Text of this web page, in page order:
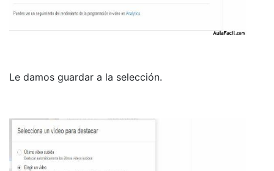
Le damos guardar a la selección.